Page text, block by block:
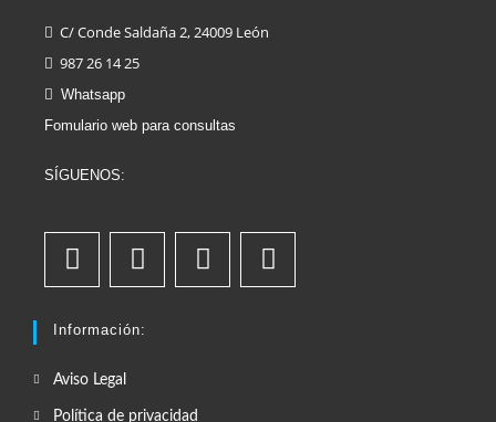
C/ Conde Saldaña 2, 24009 León
987 26 14 25
Whatsapp
Fomulario web para consultas
SÍGUENOS:
Información:
Aviso Legal
Política de privacidad